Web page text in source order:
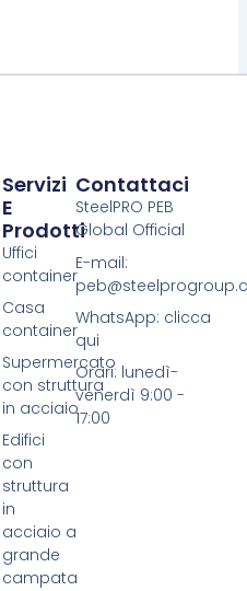
Servizi
E
Prodotti
Uffici
container
Casa
container
Supermercato
con struttura
in acciaio
Edifici
con
struttura
in
acciaio a
grande
campata
Contattaci
SteelPRO PEB
Global Official
E-mail:
WhatsApp: clicca
qui
Orari: lunedì-
venerdì 9:00 -
17:00